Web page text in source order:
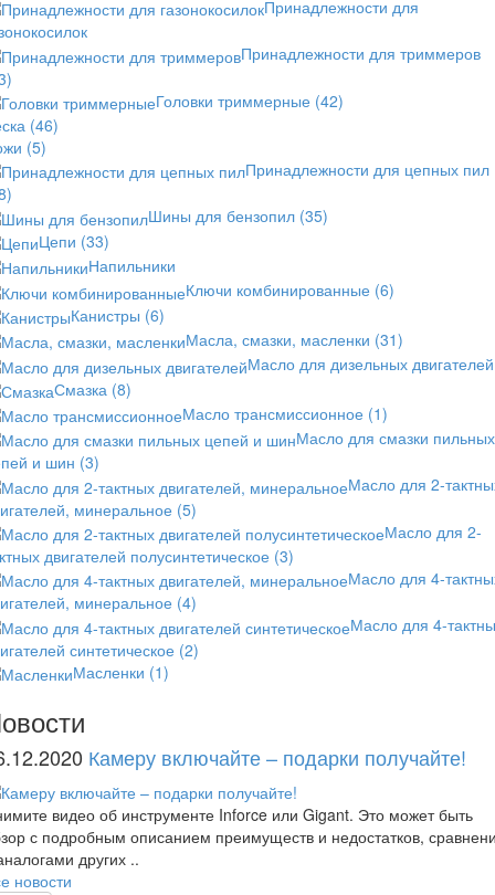
Принадлежности для
Принадлежности для триммеров
Головки триммерные (42)
(46)
(5)
Принадлежности для цепных пил
Шины для бензопил (35)
Цепи (33)
Напильники
Ключи комбинированные (6)
Канистры (6)
Масла, смазки, масленки (31)
Масло для дизельных двигателей
Смазка (8)
Масло трансмиссионное (1)
Масло для смазки пильных
и шин (3)
Масло для 2-
минеральное (5)
Масло для 2-
двигателей полусинтетическое (3)
Масло для 4-
минеральное (4)
Масло для 4-
синтетическое (2)
Масленки (1)
Камеру включайте – подарки получайте!
видео об инструменте Inforce или Gigant. Это может быть
с подробным описанием преимуществ и недостатков,
других ..
новости